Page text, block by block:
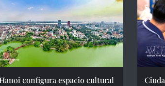
configura espacio cultural